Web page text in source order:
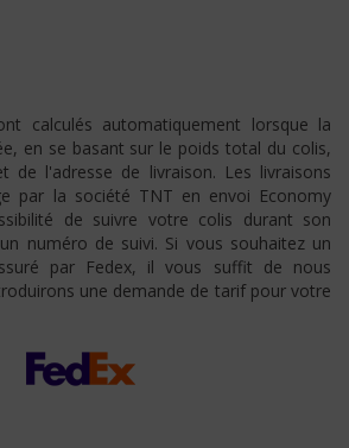
calculés automatiquement lorsque la
en se basant sur le poids total du colis,
de l'adresse de livraison. Les livraisons
par la société TNT en envoi Economy
de suivre votre colis durant son
numéro de suivi. Si vous souhaitez un
par Fedex, il vous suffit de nous
une demande de tarif pour votre